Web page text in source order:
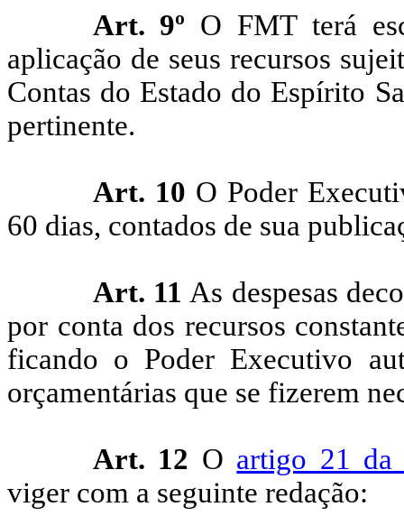
Art. 9º O FMT terá
aplicação de seus recursos
Contas do Estado do Espírito
pertinente.
Art. 10 O Poder
60 dias, contados de sua
Art. 11 As despesas
por conta dos recursos
ficando o Poder Executivo
orçamentárias que se fizerem
Art. 12 O artigo 21 da
viger com a seguinte redação: